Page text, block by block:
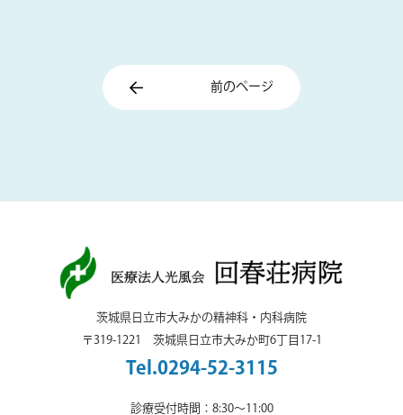
前のページ
茨城県日立市大みかの精神科・内科病院
〒319-1221 茨城県日立市大みか町6丁目17-1
Tel.0294-52-3115
診療受付時間：8:30～11:00